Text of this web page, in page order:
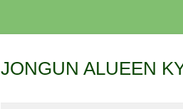
JONGUN ALUEEN